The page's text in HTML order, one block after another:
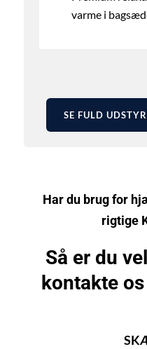
varme i
SE FULD
Har du brug for
rigtige
Så er du
kontakte